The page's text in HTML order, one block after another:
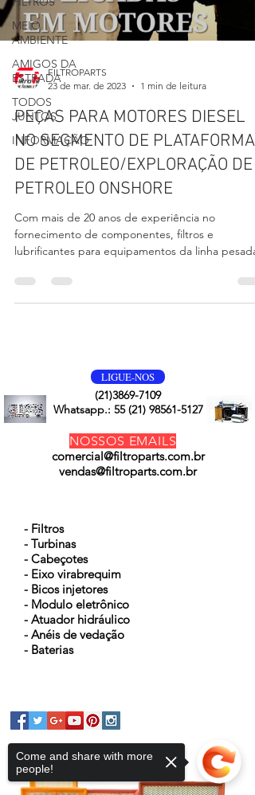
MEIO
AMBIENTE
AMIGOS DA
ESTRADA
TODOS
JUNTOS
INFORMAÇÃO
FILTROPARTS
23 de mar. de 2023
1 min de leitura
PEÇAS PARA MOTORES DIESEL
NO SEGMENTO DE PLATAFORMA
DE PETROLEO/EXPLORAÇÃO DE
PETROLEO ONSHORE
Com mais de 20 anos de experiência no
fornecimento de componentes, filtros e
lubrificantes para equipamentos da linha pesada,
LIGUE-NOS
(21)3869-7109
Whatsapp.: 55 (21) 98561-5127
NOSSOS EMAILS
comercial@filtroparts.com.br
vendas@filtroparts.com.br
- Filtros
- Turbinas
- Cabeçotes
- Eixo virabrequim
- Bicos injetores
- Modulo eletrônico
- Atuador hidráulico
- Anéis de vedação
- Baterias
Come and share with more
people!